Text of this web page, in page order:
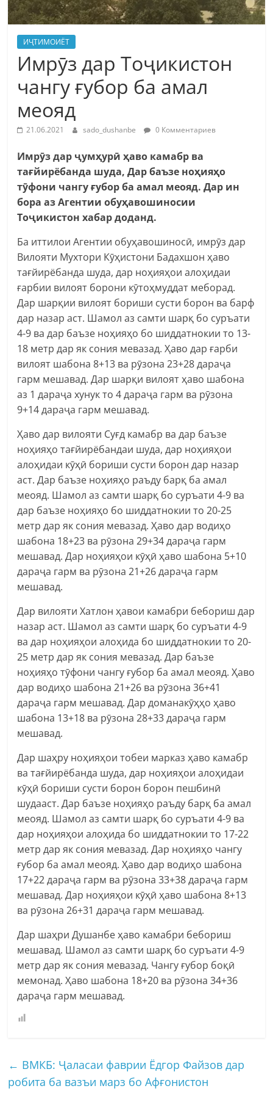
ИҶТИМОИЁТ
Имрӯз дар Тоҷикистон
чангу ғубор ба амал
меояд
21.06.2021 sado_dushanbe 0 Комментариев
Имрӯз дар ҷумҳурӣ ҳаво камабр ва
тағйирёбанда шуда, Дар баъзе ноҳияҳо
тӯфони чангу ғубор ба амал меояд. Дар ин
бора аз Агентии обуҳавошиносии
Тоҷикистон хабар доданд.
Ба иттилои Агентии обуҳавошиносӣ, имрӯз дар
Вилояти Мухтори Кӯҳистони Бадахшон ҳаво
тағйирёбанда шуда, дар ноҳияҳои алоҳидаи
ғарбии вилоят борони кӯтоҳмуддат меборад.
Дар шарқии вилоят бориши сусти борон ва барф
дар назар аст. Шамол аз самти шарқ бо суръати
4-9 ва дар баъзе ноҳияҳо бо шиддатнокии то 13-
18 метр дар як сония мевазад. Ҳаво дар ғарби
вилоят шабона 8+13 ва рӯзона 23+28 дараҷа
гарм мешавад. Дар шарқи вилоят ҳаво шабона
аз 1 дараҷа хунук то 4 дараҷа гарм ва рӯзона
9+14 дараҷа гарм мешавад.
Ҳаво дар вилояти Суғд камабр ва дар баъзе
ноҳияҳо тағйирёбандаи шуда, дар ноҳияҳои
алоҳидаи кӯҳӣ бориши сусти борон дар назар
аст. Дар баъзе ноҳияҳо раъду барқ ба амал
меояд. Шамол аз самти шарқ бо суръати 4-9 ва
дар баъзе ноҳияҳо бо шиддатнокии то 20-25
метр дар як сония мевазад. Ҳаво дар водиҳо
шабона 18+23 ва рӯзона 29+34 дараҷа гарм
мешавад. Дар ноҳияҳои кӯҳӣ ҳаво шабона 5+10
дараҷа гарм ва рӯзона 21+26 дараҷа гарм
мешавад.
Дар вилояти Хатлон ҳавои камабри бебориш дар
назар аст. Шамол аз самти шарқ бо суръати 4-9
ва дар ноҳияҳои алоҳида бо шиддатнокии то 20-
25 метр дар як сония мевазад. Дар баъзе
ноҳияҳо тӯфони чангу ғубор ба амал меояд. Ҳаво
дар водиҳо шабона 21+26 ва рӯзона 36+41
дараҷа гарм мешавад. Дар доманакӯҳҳо ҳаво
шабона 13+18 ва рӯзона 28+33 дараҷа гарм
мешавад.
Дар шаҳру ноҳияҳои тобеи марказ ҳаво камабр
ва тағйирёбанда шуда, дар ноҳияҳои алоҳидаи
кӯҳӣ бориши сусти борон борон пешбинӣ
шудааст. Дар баъзе ноҳияҳо раъду барқ ба амал
меояд. Шамол аз самти шарқ бо суръати 4-9 ва
дар ноҳияҳои алоҳида бо шиддатнокии то 17-22
метр дар як сония мевазад. Дар ноҳияҳо чангу
ғубор ба амал меояд. Ҳаво дар водиҳо шабона
17+22 дараҷа гарм ва рӯзона 33+38 дараҷа гарм
мешавад. Дар ноҳияҳои кӯҳӣ ҳаво шабона 8+13
ва рӯзона 26+31 дараҷа гарм мешавад.
Дар шаҳри Душанбе ҳаво камабри бебориш
мешавад. Шамол аз самти шарқ бо суръати 4-9
метр дар як сония мевазад. Чангу ғубор боқӣ
мемонад. Ҳаво шабона 18+20 ва рӯзона 34+36
дараҷа гарм мешавад.
← ВМКБ: Ҷаласаи фаврии Ёдгор Файзов дар
робита ба вазъи марз бо Афғонистон